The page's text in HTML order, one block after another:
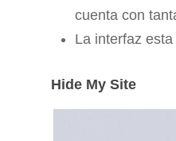
cuenta con
La interfaz
Hide My Site